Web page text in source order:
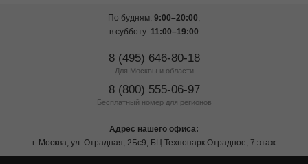
По будням: 9:00–20:00,
в субботу: 11:00–19:00
8 (495) 646-80-18
Для Москвы и области
8 (800) 555-06-97
Бесплатный номер для регионов
Адрес нашего офиса:
г. Москва, ул. Отрадная, 2Бс9, БЦ Технопарк Отрадное, 7 этаж